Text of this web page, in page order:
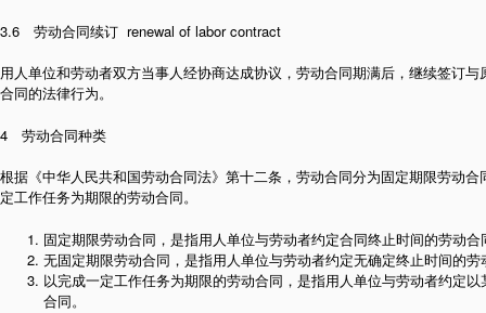
3.6 劳动合同续订 renewal of labor contract
用人单位和劳动者双方当事人经协商达成协议，劳动合同期满后，继续签订
合同的法律行为。
4 劳动合同种类
根据《中华人民共和国劳动合同法》第十二条，劳动合同分为固定期限劳动
定工作任务为期限的劳动合同。
固定期限劳动合同，是指用人单位与劳动者约定合同终止时间的劳动合
无固定期限劳动合同，是指用人单位与劳动者约定无确定终止时间的劳
以完成一定工作任务为期限的劳动合同，是指用人单位与劳动者约定
合同。